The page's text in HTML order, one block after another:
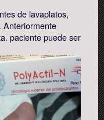
de lavaplatos,
Anteriormente
paciente puede ser